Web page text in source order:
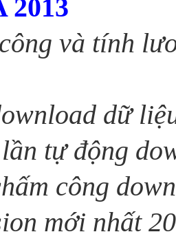
2013
và tính
dữ
tự động
công
mới nhất